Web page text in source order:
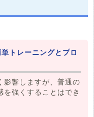
トレーニングとプロ
影響しますが、普通の
を強くすることはでき